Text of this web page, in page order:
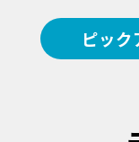
ピッ